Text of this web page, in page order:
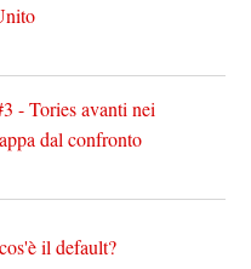
- Tories avanti nei
dal confronto
il default?